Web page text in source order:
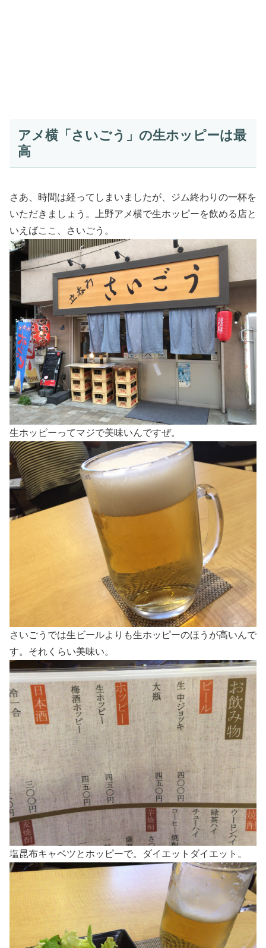
アメ横「さいごう」の生ホッピーは最
高
さあ、時間は経ってしまいましたが、ジム終わりの一杯を
いただきましょう。上野アメ横で生ホッピーを飲める店と
いえばここ、さいごう。
生ホッピーってマジで美味いんですぜ。
さいごうでは生ビールよりも生ホッピーのほうが高いんで
す。それくらい美味い。
塩昆布キャベツとホッピーで。ダイエットダイエット。